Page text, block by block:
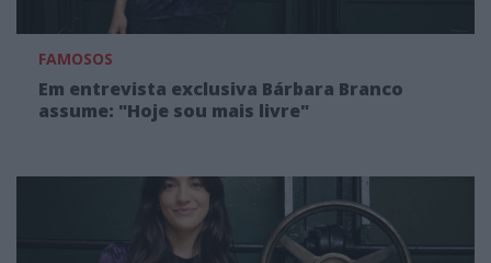
FAMOSOS
Em entrevista exclusiva Bárbara Branco
assume: "Hoje sou mais livre"